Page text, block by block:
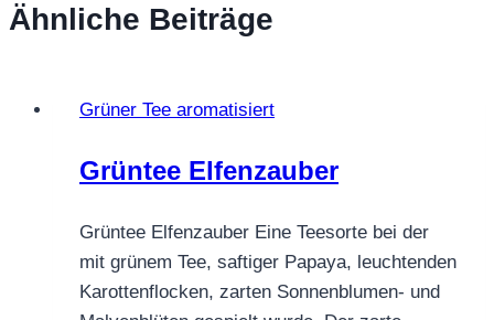
Ähnliche Beiträge
Grüner Tee aromatisiert
Grüntee Elfenzauber
Grüntee Elfenzauber Eine Teesorte bei der
mit grünem Tee, saftiger Papaya, leuchtenden
Karottenflocken, zarten Sonnenblumen- und